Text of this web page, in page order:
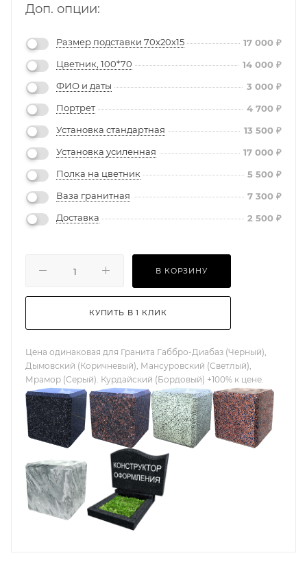
Доп. опции:
Размер подставки 70х20х15 17 000 ₽
Цветник, 100*70
14 000 ₽
ФИО и даты
3 000 ₽
Портрет
4 700 ₽
Установка стандартная
13 500 ₽
Установка усиленная
17 000 ₽
Полка на цветник
5 500 ₽
Ваза гранитная
7 300 ₽
Доставка
2 500 ₽
В КОРЗИНУ
КУПИТЬ В 1 КЛИК
Цена одинаковая для Гранита Габбро-Диабаз (Черный),
Дымовский (Коричневый), Мансуровский (Светлый),
Мрамор (Серый). Курдайский (Бордовый) +100% к цене.